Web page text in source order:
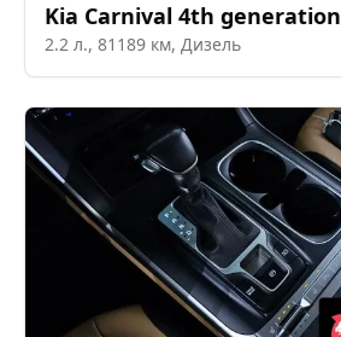
Kia Carnival 4th generation
2.2 л., 81189 км, Дизель